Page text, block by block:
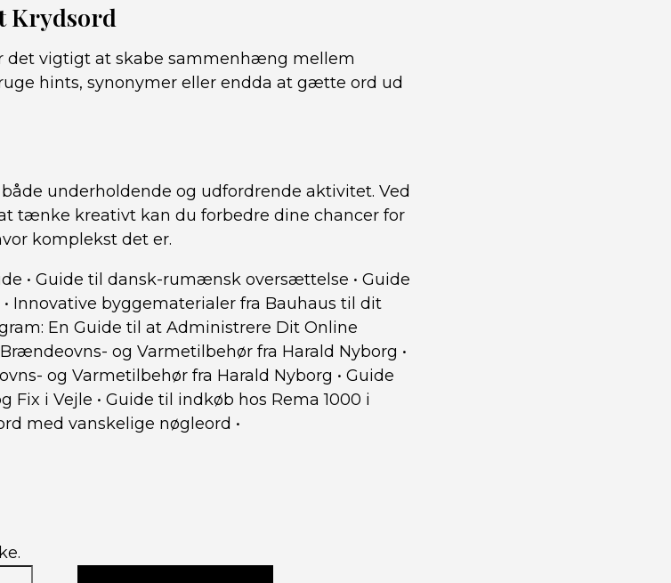
Krydsord
det vigtigt at skabe sammenhæng mellem
hints, synonymer eller endda at gætte ord ud
underholdende og udfordrende aktivitet. Ved
tænke kreativt kan du forbedre dine chancer for
komplekst det er.
• Guide til dansk-rumænsk oversættelse • Guide
• Innovative byggematerialer fra Bauhaus til dit
En Guide til at Administrere Dit Online
og Varmetilbehør fra Harald Nyborg •
og Varmetilbehør fra Harald Nyborg • Guide
Fix i Vejle • Guide til indkøb hos Rema 1000 i
med vanskelige nøgleord •